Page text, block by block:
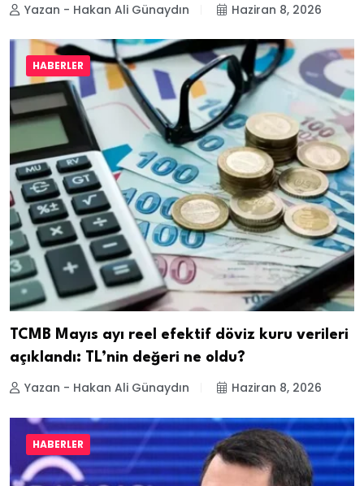
Yazan - Hakan Ali Günaydın Haziran 8, 2026
HABERLER
TCMB Mayıs ayı reel efektif döviz kuru verileri
açıklandı: TL’nin değeri ne oldu?
Yazan - Hakan Ali Günaydın Haziran 8, 2026
HABERLER